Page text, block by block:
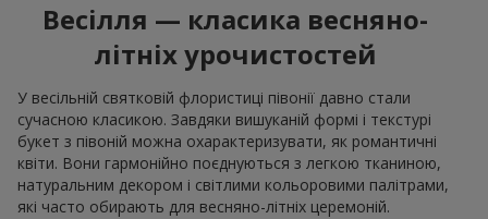
Весілля — класика весняно-
літніх урочистостей
У весільній святковій флористиці півонії давно стали
сучасною класикою. Завдяки вишуканій формі і текстурі
букет з півоній можна охарактеризувати, як романтичні
квіти. Вони гармонійно поєднуються з легкою тканиною,
натуральним декором і світлими кольоровими палітрами,
які часто обирають для весняно-літніх церемоній.